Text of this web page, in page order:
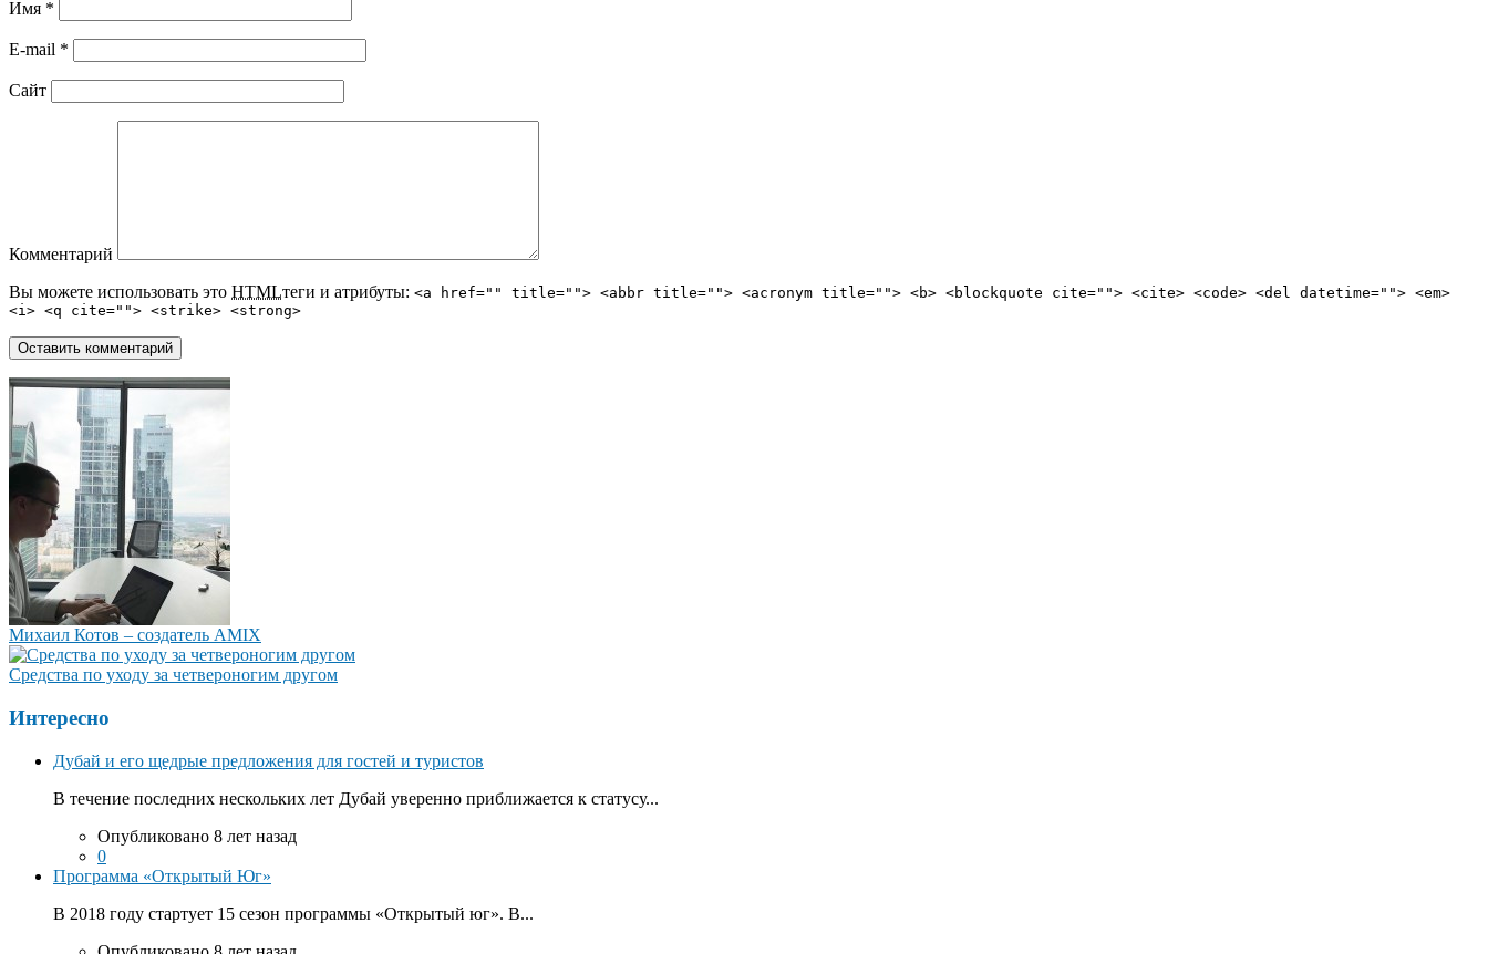
Имя *
E-mail *
Сайт
Комментарий
Вы можете использовать это HTMLтеги и атрибуты: <a href="" title=""> <abbr title=""> <acronym title=""> <b> <blockquote cite=""> <cite> <code> <del datetime=""> <em>
<i> <q cite=""> <strike> <strong>
Михаил Котов – создатель AMIX
Средства по уходу за четвероногим другом
Интересно
Дубай и его щедрые предложения для гостей и туристов
В течение последних нескольких лет Дубай уверенно приближается к статусу...
Опубликовано 8 лет назад
0
Программа «Открытый Юг»
В 2018 году стартует 15 сезон программы «Открытый юг». В...